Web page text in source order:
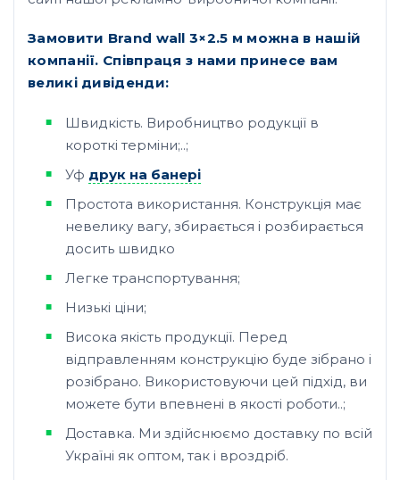
Замовити Brand wall 3×2.5 м можна в нашій
компанії. Співпраця з нами принесе вам
великі дивіденди:
Швидкість. Виробництво родукції в
короткі терміни;..;
Уф друк на банері
Простота використання. Конструкція має
невелику вагу, збирається і розбирається
досить швидко
Легке транспортування;
Низькі ціни;
Висока якість продукції. Перед
відправленням конструкцію буде зібрано і
розібрано. Використовуючи цей підхід, ви
можете бути впевнені в якості роботи..;
Доставка. Ми здійснюємо доставку по всій
Україні як оптом, так і вроздріб.